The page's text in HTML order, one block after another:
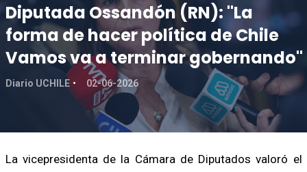
Diputada Ossandón (RN): "La
forma de hacer política de Chile
Vamos va a terminar gobernando"
Diario UCHILE 02-06-2026
La vicepresidenta de la Cámara de Diputados valoró el